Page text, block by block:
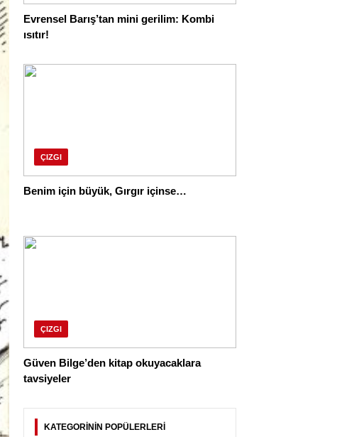
Evrensel Barış’tan mini gerilim: Kombi
ısıtır!
ÇIZGI
Benim için büyük, Gırgır içinse…
ÇIZGI
Güven Bilge’den kitap okuyacaklara
tavsiyeler
KATEGORİNİN POPÜLERLERİ